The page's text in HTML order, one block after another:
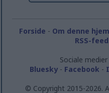
Forside - Om denne
RSS-
Sociale
Bluesky- Facebook -
© Copyright 2015-2026.